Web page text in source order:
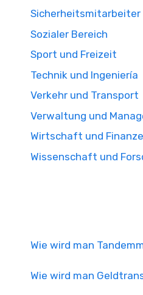
Sicherheitsmitarbeiter
Sozialer Bereich
Sport und Freizeit
Technik und Ingeniería
Verkehr und Transport
Verwaltung und
Wirtschaft und
Wissenschaft und
Wie wird man
Wie wird man